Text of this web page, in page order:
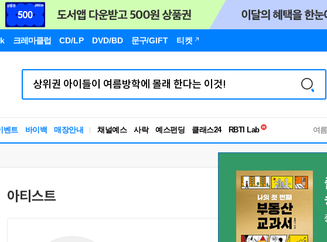
크레마클럽 CD/LP DVD/BD 문구/GIFT 티켓
벤트 바이백 매장안내 채널예스 사락 예스펀딩 클래스24
RBTI Lab
독서유형검사
여
아티스트